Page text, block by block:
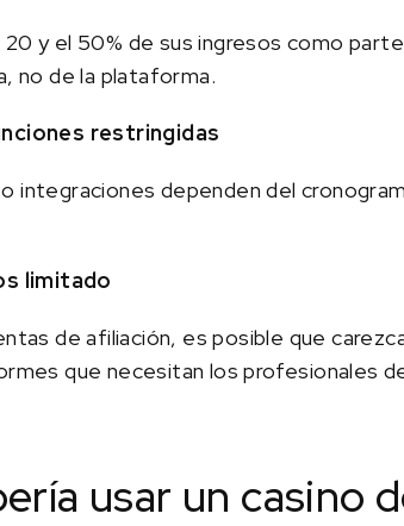
y el 50% de sus ingresos como
no de la plataforma.
restringidas
integraciones dependen del
limitado
de afiliación, es posible que
que necesitan los profesionales
usar un casino